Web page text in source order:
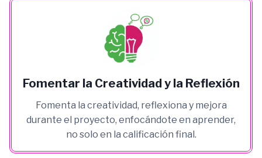
Fomentar la Creatividad y la Reflexión
Fomenta la creatividad, reflexiona y mejora
durante el proyecto, enfocándote en aprender,
no solo en la calificación final.